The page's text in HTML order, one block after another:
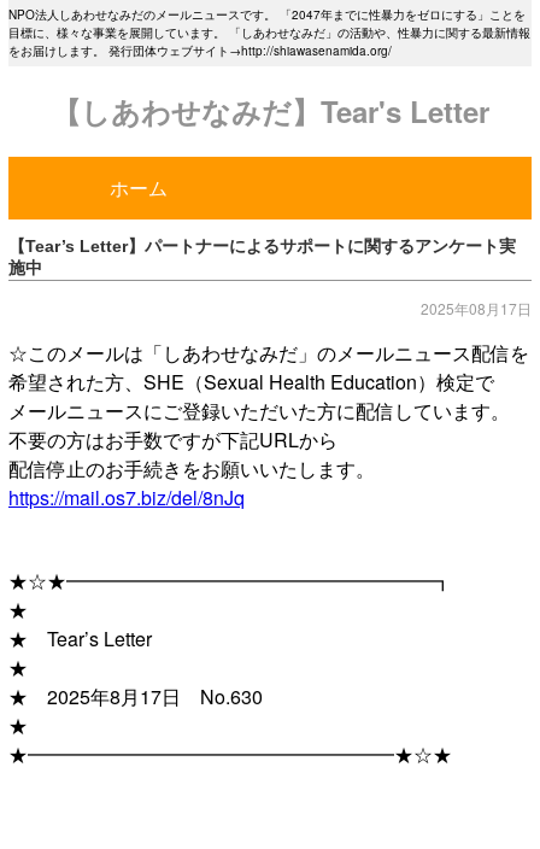
NPO法人しあわせなみだのメールニュースです。 「2047年までに性暴力をゼロにする」ことを
目標に、様々な事業を展開しています。 「しあわせなみだ」の活動や、性暴力に関する最新情報
をお届けします。 発行団体ウェブサイト→http://shiawasenamida.org/
【しあわせなみだ】Tear's Letter
ホーム
【Tear’s Letter】パートナーによるサポートに関するアンケート実
施中
2025年08月17日
☆このメールは「しあわせなみだ」のメールニュース配信を
希望された方、SHE（Sexual Health Education）検定で
メールニュースにご登録いただいた方に配信しています。
不要の方はお手数ですが下記URLから
配信停止のお手続きをお願いいたします。
https://mail.os7.biz/del/8nJq
★☆★━━━━━━━━━━━━━━━━━━━┓
★
★ Tear’s Letter
★
★ 2025年8月17日 No.630
★
★━━━━━━━━━━━━━━━━━━━★☆★